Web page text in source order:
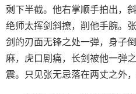
剩下半截。他右掌顺手拍出，
绝师太挥剑斜撩，削他手腕。
剑的刃面无锋之处一弹，身子
麻，虎口剧痛，长剑被他一弹
震。只见张无忌落在两丈之外